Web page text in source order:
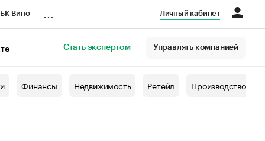
Вино Личный кабинет
Стать экспертом Управлять компанией
Финансы Недвижимость Ретейл Производство